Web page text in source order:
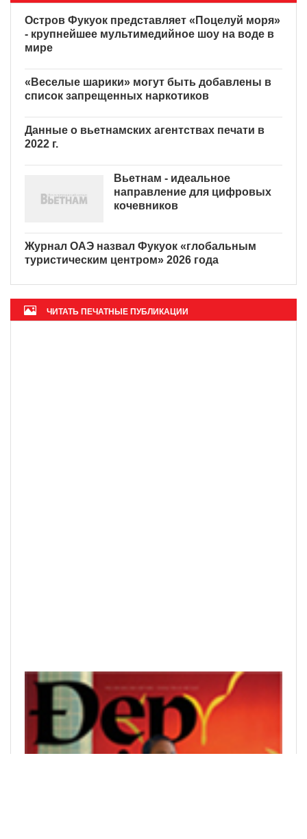
Остров Фукуок представляет «Поцелуй моря»
- крупнейшее мультимедийное шоу на воде в
мире
«Веселые шарики» могут быть добавлены в
список запрещенных наркотиков
Данные о вьетнамских агентствах печати в
2022 г.
Вьетнам - идеальное
направление для цифровых
кочевников
Журнал ОАЭ назвал Фукуок «глобальным
туристическим центром» 2026 года
ЧИТАТЬ ПЕЧАТНЫЕ ПУБЛИКАЦИИ